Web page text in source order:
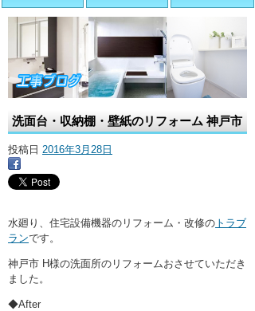
・トイレが漏れたら
・水道管が漏れたら
・排水が詰まったら
・水栓金具の取替え
・ここに水栓がほしい
洗面台・収納棚・壁紙のリフォーム 神戸市
投稿日 2016年3月28日
水廻り、住宅設備機器のリフォーム・改修の トラブ
ランです。
神戸市 H様の洗面所のリフォームおさせていただき
ました。
◆After